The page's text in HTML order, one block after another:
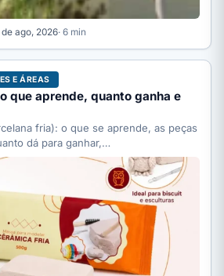
ago, 2026· 6 min
E ÁREAS
que aprende, quanto ganha e
fria): o que se aprende, as peças
dá para ganhar,…